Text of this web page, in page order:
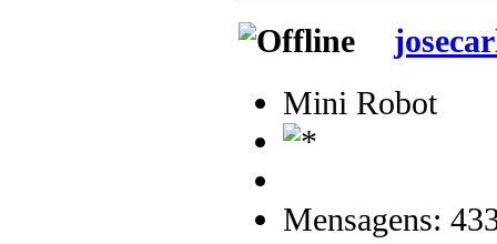
Mini Robot
Mensagens: